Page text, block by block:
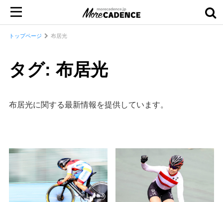
トップページ 布居光
タグ: 布居光
布居光に関する最新情報を提供しています。